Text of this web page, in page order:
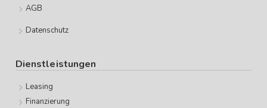
AGB
Datenschutz
Dienstleistungen
Leasing
Finanzierung